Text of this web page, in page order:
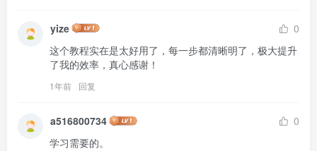
yize
0
这个教程实在是太好用了，每一步都清晰明了，极大提升
了我的效率，真心感谢！
1年前 回复
a516800734
0
学习需要的。